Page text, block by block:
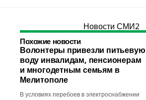
Новости СМИ2
Похожие новости
Волонтеры привезли питьевую
воду инвалидам, пенсионерам
и многодетным семьям в
Мелитополе
В условиях перебоев в электроснабжении